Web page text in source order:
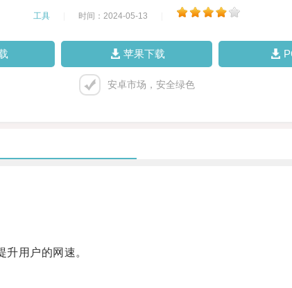
工具 时间：2024-05-13
苹果下载
安卓市场，安全绿色
用户的网速。